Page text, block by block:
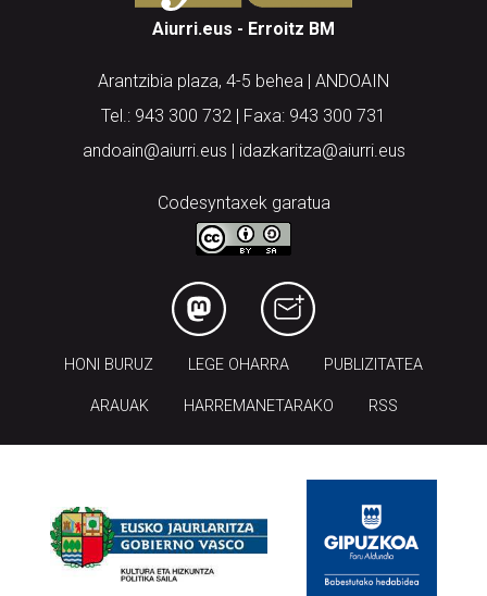
Aiurri.eus - Erroitz BM
Arantzibia plaza, 4-5 behea | ANDOAIN
Tel.: 943 300 732 | Faxa: 943 300 731
andoain@aiurri.eus | idazkaritza@aiurri.eus
Codesyntaxek garatua
HONI BURUZ LEGE OHARRA PUBLIZITATEA
ARAUAK HARREMANETARAKO RSS